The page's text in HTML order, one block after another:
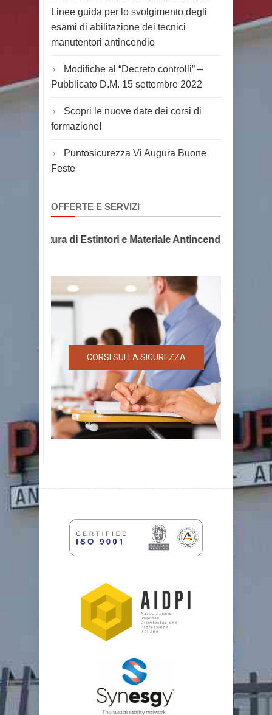
Linee guida per lo svolgimento degli
esami di abilitazione dei tecnici
manutentori antincendio
Modifiche al “Decreto controlli” –
Pubblicato D.M. 15 settembre 2022
Scopri le nuove date dei corsi di
formazione!
Puntosicurezza Vi Augura Buone
Feste
OFFERTE E SERVIZI
e Fornitura di Estintori e Materiale Antincendio, la
CORSI SULLA SICUREZZA